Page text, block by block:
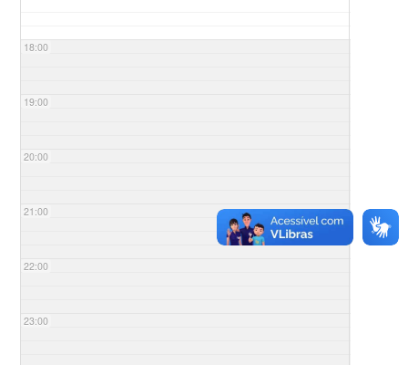
18:00
19:00
20:00
21:00
22:00
23:00